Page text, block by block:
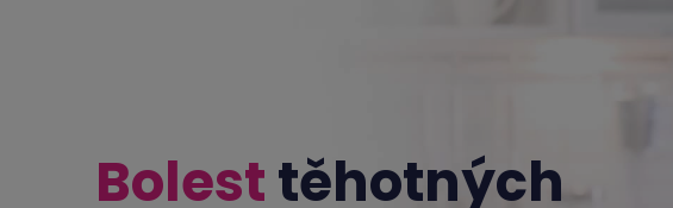
Bolesttěhotných